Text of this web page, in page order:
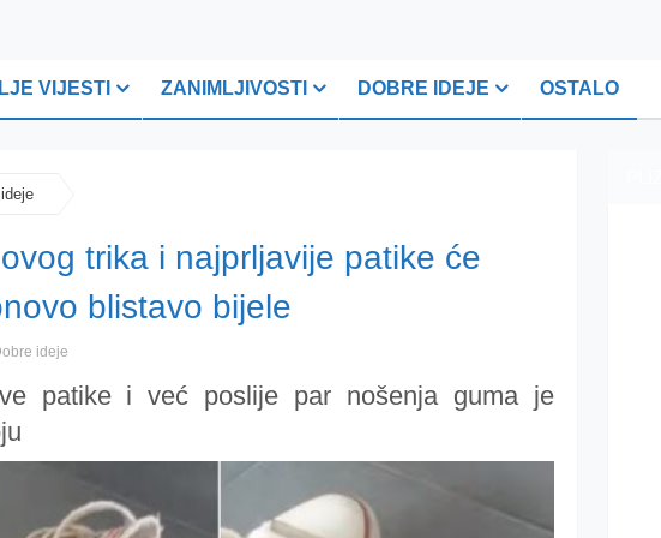
VIJESTI ZANIMLJIVOSTI DOBRE IDEJE OSTALO
trika i najprljavije patike će
blistavo bijele
ideje
patike i već poslije par nošenja guma je